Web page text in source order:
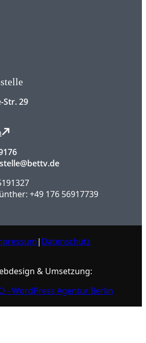
Str. 29
+49 176 56917739
| Datenschutz
& Umsetzung:
- WordPress Agentur Berlin